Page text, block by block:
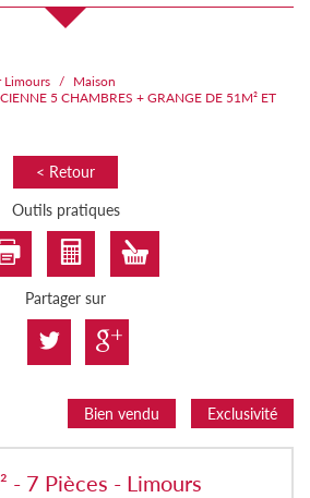
Limours
Maison
5 CHAMBRES + GRANGE DE 51M² ET
< Retour
Outils pratiques
Partager sur
Bien vendu Exclusivité
- 7 Pièces - Limours